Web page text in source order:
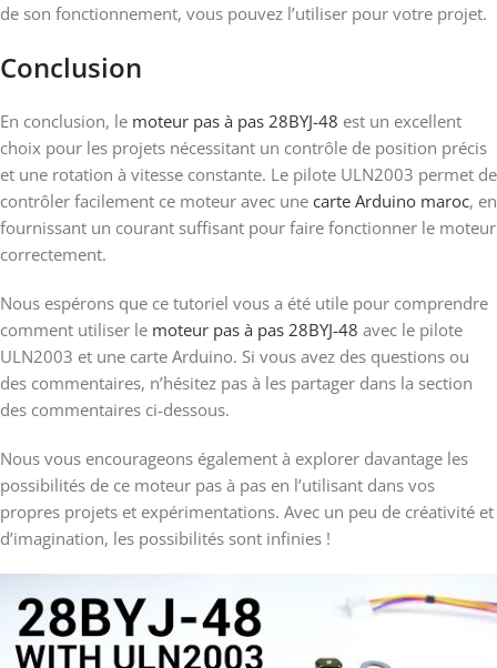
de son fonctionnement, vous pouvez l’utiliser pour votre projet.
Conclusion
En conclusion, le moteur pas à pas 28BYJ-48 est un excellent
choix pour les projets nécessitant un contrôle de position précis
et une rotation à vitesse constante. Le pilote ULN2003 permet de
contrôler facilement ce moteur avec une carte Arduino maroc, en
fournissant un courant suffisant pour faire fonctionner le moteur
correctement.
Nous espérons que ce tutoriel vous a été utile pour comprendre
comment utiliser le moteur pas à pas 28BYJ-48 avec le pilote
ULN2003 et une carte Arduino. Si vous avez des questions ou
des commentaires, n’hésitez pas à les partager dans la section
des commentaires ci-dessous.
Nous vous encourageons également à explorer davantage les
possibilités de ce moteur pas à pas en l’utilisant dans vos
propres projets et expérimentations. Avec un peu de créativité et
d’imagination, les possibilités sont infinies !